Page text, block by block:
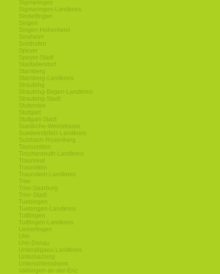
Sigmaringen
Sigmaringen-Landkreis
Sindelfingen
Singen
Singen-Hohentwiel
Sinsheim
Sonthofen
Speyer
Speyer-Stadt
Stadtallendorf
Starnberg
Starnberg-Landkreis
Straubing
Straubing-Bogen-Landkreis
Straubing-Stadt
Stutensee
Stuttgart
Stuttgart-Stadt
Suedliche-Weinstrasse
Suedwestpfalz-Landkreis
Sulzbach-Rosenberg
Taunusstein
Tirschenreuth-Landkreis
Traunreut
Traunstein
Traunstein-Landkreis
Trier
Trier-Saarburg
Trier-Stadt
Tuebingen
Tuebingen-Landkreis
Tuttlingen
Tuttlingen-Landkreis
Ueberlingen
Ulm
Ulm-Donau
Unterallgaeu-Landkreis
Unterhaching
Unterschleissheim
Vaihingen-an-der-Enz